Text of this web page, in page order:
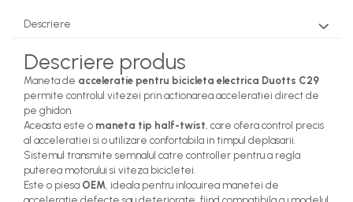
Trotinete electrice
Anvelope moto
Camere moto
Anvelope ATV
Cauciucuri bicicleta
Anvelope și Camere Utilaje
https://www.doctortrotineta.ro/plata-
tbi?
Descriere
Descriere produs
Maneta de acceleratie pentru bicicleta electrica Duotts C29
permite controlul vitezei prin actionarea acceleratiei direct de
pe ghidon.
Aceasta este o maneta tip half-twist , care ofera control precis
al acceleratiei si o utilizare confortabila in timpul deplasarii.
Sistemul transmite semnalul catre controller pentru a regla
puterea motorului si viteza bicicletei.
Este o piesa OEM , ideala pentru inlocuirea manetei de